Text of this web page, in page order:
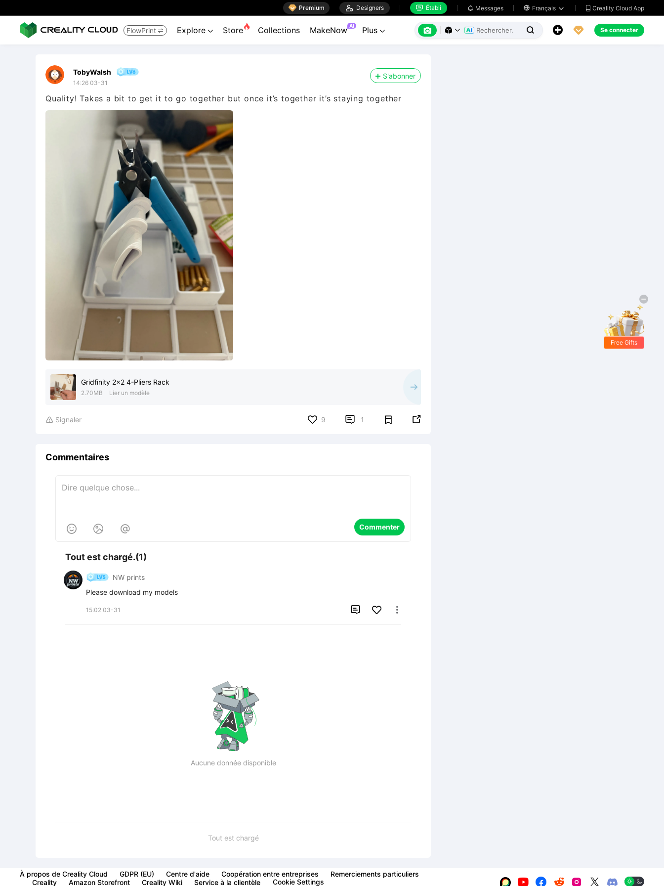
 Premium  Designers  Établi  Messages  Français   Creality Cloud App
FlowPrint  Explore  Store Collections MakeNow AI Plus        Se connecter
TobyWalsh
14:26 03-31
S'abonner
Quality! Takes a bit to get it to go together but once it’s together it’s staying together
Gridfinity 2x2 4-Pliers Rack
2.70MB Lier un modèle
 Signaler 9  1 
Commentaires
   Commenter
Tout est chargé.(1)
NW prints
Please download my models
15:02 03-31  
Aucune donnée disponible
Tout est chargé
À propos de Creality Cloud GDPR (EU) Centre d'aide Coopération entre entreprises
Remerciements particuliers
Creality
Amazon Storefront Creality Wiki Service à la clientèle Cookie Settings      
Free Gifts